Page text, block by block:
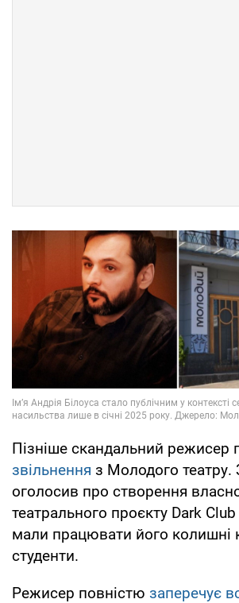
Пізніше скандальний режисер
звільнення з Молодого театру.
оголосив про створення
театрального проєкту Dark
мали працювати його колишні
студенти.
Режисер повністю заперечує